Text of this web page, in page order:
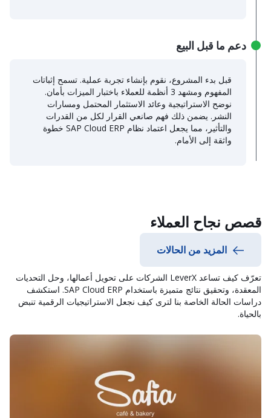
قبل بدء المشروع، نقوم بإنشاء تجربة عملية. تسمح إثباتات
المفهوم ومشهد 3 أنظمة للعملاء باختبار الميزات بأمان.
نوضح الاستراتيجية وعائد الاستثمار المحتمل ومسارات
النشر. يضمن ذلك فهم صانعي القرار لكل من القدرات
والتأثير، مما يجعل اعتماد نظام SAP Cloud ERP خطوة
واثقة إلى الأمام.
دعم ما قبل البيع
قصص نجاح العملاء
المزيد من الحالات
تعرّف كيف تساعد LeverX الشركات على تحويل أعمالها، وحل التحديات
المعقدة، وتحقيق نتائج متميزة باستخدام SAP Cloud ERP. استكشف
دراسات الحالة الخاصة بنا لترى كيف نجعل الاستراتيجيات الرقمية تنبض
بالحياة.